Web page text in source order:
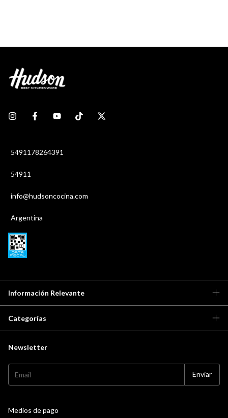
5491178264391
54911
info@hudsoncocina.com
Argentina
Información Relevante
Categorías
Newsletter
Medios de pago